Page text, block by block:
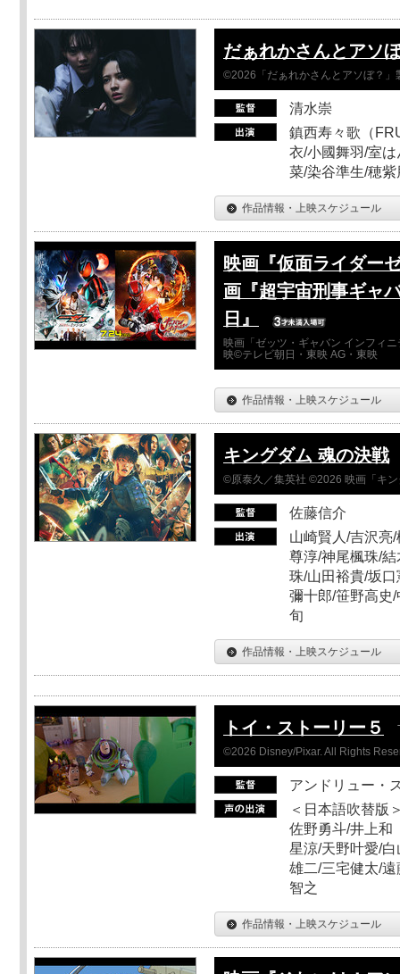
だぁれかさんとアソ
©2026「だぁれかさんとアソぼ？」
清水崇
鎮西寿々歌（
衣/小國舞羽/室
菜/染谷準生/穂
作品情報・上映スケジュール
映画『仮面ライダー
画『超宇宙刑事ギャ
日』
映画「ゼッツ・ギャバン インフィ
映©テレビ朝日・東映 AG・東映
作品情報・上映スケジュール
キングダム 魂の決戦
©原泰久／集英社 ©2026 映画「キ
佐藤信介
山崎賢人/吉沢亮
尊淳/神尾楓珠/
珠/山田裕貴/坂
彌十郎/笹野高史
旬
作品情報・上映スケジュール
トイ・ストーリー５
©2026 Disney/Pixar. All Rights
アンドリュー・
＜日本語吹替版
佐野勇斗/井上和
星涼/天野叶愛/
雄二/三宅健太/
智之
作品情報・上映スケジュール